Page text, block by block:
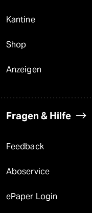
Kantine
Shop
Anzeigen
Fragen & Hilfe
Feedback
Aboservice
ePaper Login